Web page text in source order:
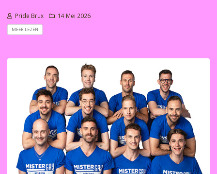
Pride Brux 14 Mei 2026
MEER LEZEN